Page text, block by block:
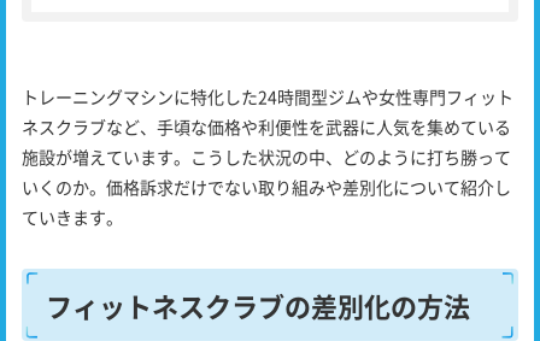
トレーニングマシンに特化した24時間型ジムや女性専門フィット
ネスクラブなど、手頃な価格や利便性を武器に人気を集めている
施設が増えています。こうした状況の中、どのように打ち勝って
いくのか。価格訴求だけでない取り組みや差別化について紹介し
ていきます。
フィットネスクラブの差別化の方法